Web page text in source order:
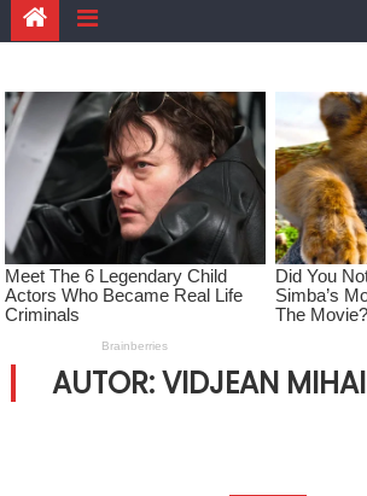
AUTOR:VIDJEAN MIHAI